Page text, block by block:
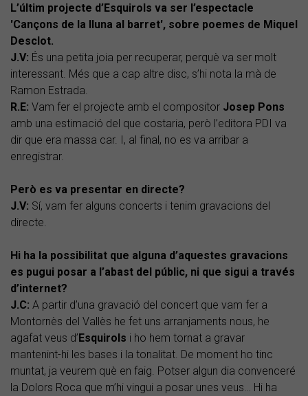
L’últim projecte d’Esquirols va ser l’espectacle
'Cançons de la lluna al barret', sobre poemes de Miquel
Desclot.
J.V: És una petita joia per recuperar, perquè va ser molt
interessant. Més que a cap altre disc, s’hi nota la mà de
Ramon Estrada.
R.E: Vam fer el projecte amb el compositor Josep Pons
amb una estimació del que costaria, però l’editora PDI va
dir que era massa car. I, al final, no es va arribar a
enregistrar.
Però es va presentar en directe?
J.V: Sí, vam fer alguns concerts i tenim gravacions del
directe.
Hi ha la possibilitat que alguna d’aquestes gravacions
es pugui posar a l’abast del públic, ni que sigui a través
d’internet?
J.C: A partir d’una gravació del concert que vam fer a
Montornès del Vallès he fet uns arranjaments nous, he
agafat veus d’Esquirols i ho hem tornat a gravar
mantenint-hi les bases i la tonalitat. De moment ho tinc
muntat, ja veurem què en faig. Potser algun dia convenceré
la Dolors Roca que m’hi vingui a posar unes veus… Hi ha